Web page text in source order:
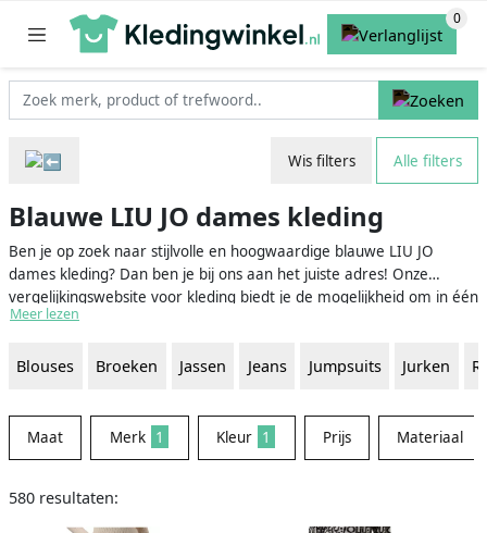
Wis filters Alle filters
Blauwe LIU JO dames kleding
Ben je op zoek naar stijlvolle en hoogwaardige blauwe LIU JO
dames kleding? Dan ben je bij ons aan het juiste adres! Onze
vergelijkingswebsite voor kleding biedt je de mogelijkheid om in één
oogopslag de beste en meest stijlvolle blauwe LIU JO dames kleding
dames kleding en laat je inspireren door de vele soorten, modellen
Meer lezen
Blouses Broeken Jassen Jeans Jumpsuits Jurken
Maat Merk 1 Kleur 1 Prijs Materiaal
580 resultaten: